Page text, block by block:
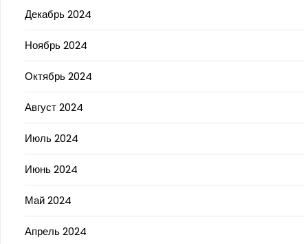
Декабрь 2024
Ноябрь 2024
Октябрь 2024
Август 2024
Июль 2024
Июнь 2024
Май 2024
Апрель 2024